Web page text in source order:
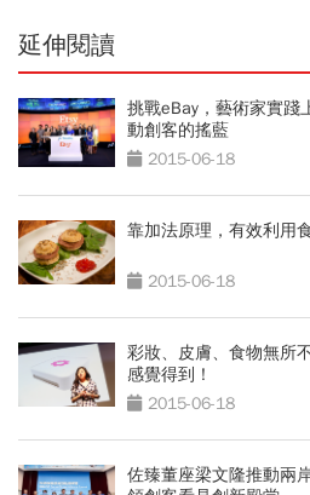
延伸閱讀
挑戰eBay，藝術家實踐
動創客的搖藍
2015-06-18
靠加法原理，有效利用
2015-06-18
彩妝、皮膚、食物無所
感覺得到！
2015-06-18
佐臻董座梁文隆推動兩